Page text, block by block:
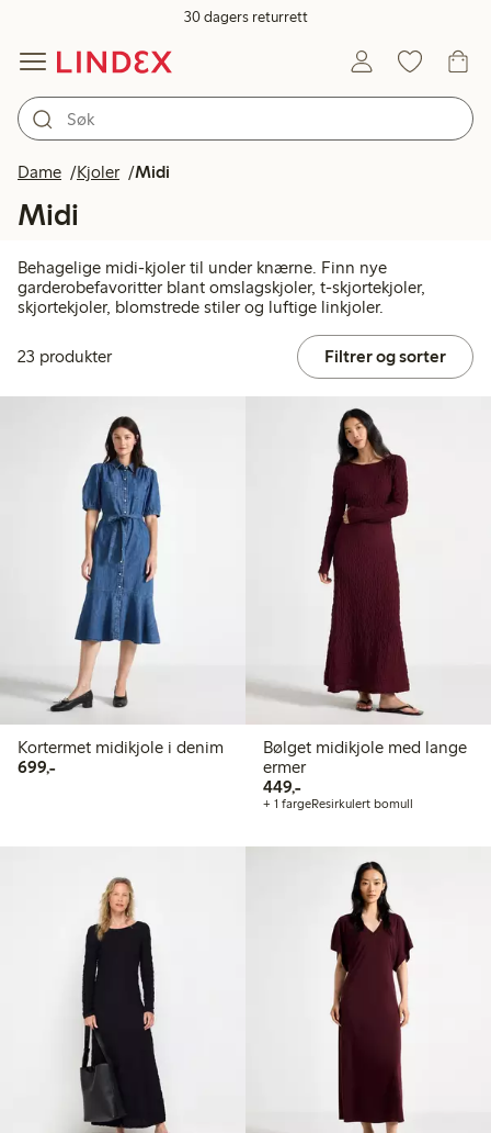
30 dagers returrett
Dame Kjoler Midi
Midi
Behagelige midi-kjoler til under knærne. Finn nye
garderobefavoritter blant omslagskjoler, t-skjortekjoler,
skjortekjoler, blomstrede stiler og luftige linkjoler.
23 produkter Filtrer og sorter
Kortermet midikjole i denim
699,-699,00 kr
Bølget midikjole med lange
ermer
449,-449,00 kr
+ 1 fargeResirkulert bomull